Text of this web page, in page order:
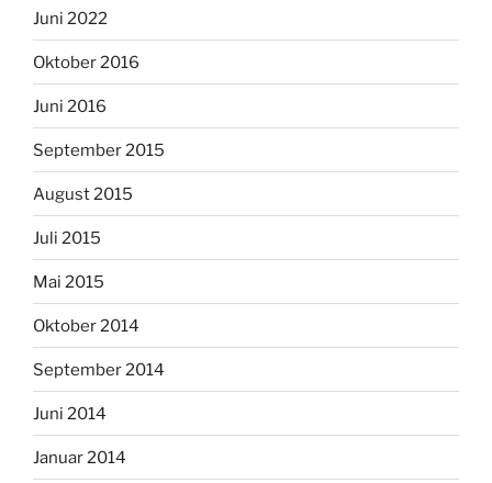
Juni 2022
Oktober 2016
Juni 2016
September 2015
August 2015
Juli 2015
Mai 2015
Oktober 2014
September 2014
Juni 2014
Januar 2014